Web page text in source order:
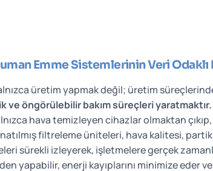
Emme Sistemlerinin Veri Odaklı
üretim yapmak değil; üretim
öngörülebilir bakım süreçleri yaratmaktır.
hava temizleyen cihazlar olmaktan çıkıp,
filtreleme üniteleri, hava kalitesi,
sürekli izleyerek, işletmelere gerçek
yapabilir, enerji kayıplarını minimize eder